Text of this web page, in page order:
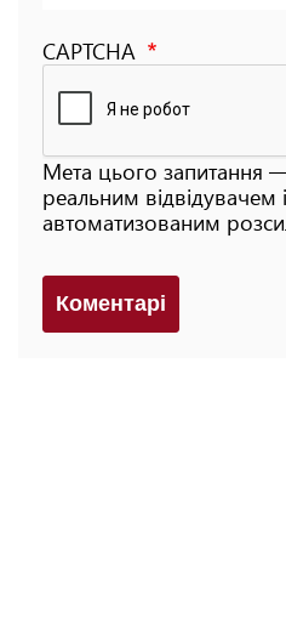
CAPTCHA
Мета цього запитання
реальним відвідувачем
автоматизованим
Коментарi